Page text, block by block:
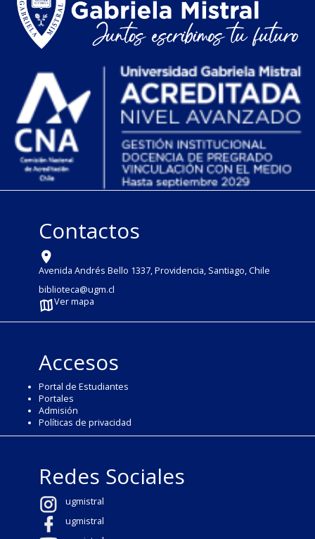
Contactos
Avenida Andrés Bello 1337, Providencia, Santiago, Chile
biblioteca@ugm.cl
Ver mapa
Accesos
Portal de Estudiantes
Portales
Admisión
Políticas de privacidad
Redes Sociales
ugmistral
ugmistral